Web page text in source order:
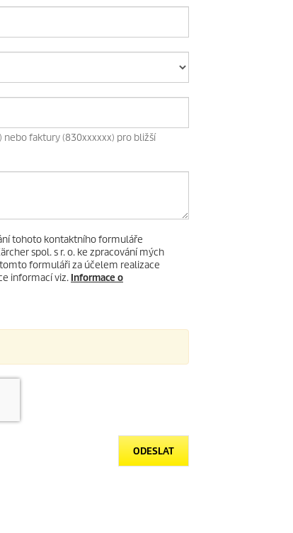
nebo faktury (830xxxxxx) pro bližší
tohoto kontaktního formuláře
spol. s r. o. ke zpracování mých
formuláři za účelem realizace
informací viz. Informace o
ODESLAT